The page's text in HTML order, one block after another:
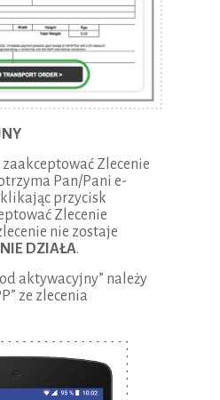
Zlecenie
Pan/Pani e-
przycisk
Zlecenie
nie zostaje
NIE DZIAŁA.
aktywacyjny” należy
ze zlecenia